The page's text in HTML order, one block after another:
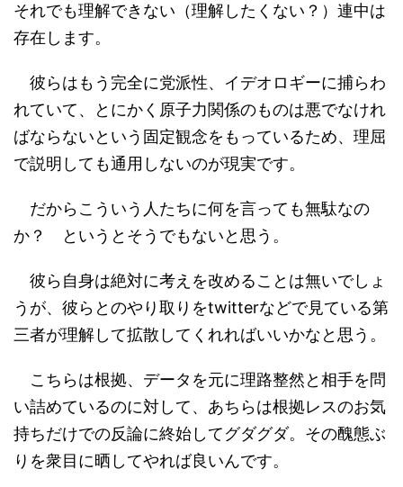
それでも理解できない（理解したくない？）連中は
存在します。
彼らはもう完全に党派性、イデオロギーに捕らわ
れていて、とにかく原子力関係のものは悪でなけれ
ばならないという固定観念をもっているため、理屈
で説明しても通用しないのが現実です。
だからこういう人たちに何を言っても無駄なの
か？ というとそうでもないと思う。
彼ら自身は絶対に考えを改めることは無いでしょ
うが、彼らとのやり取りをtwitterなどで見ている第
三者が理解して拡散してくれればいいかなと思う。
こちらは根拠、データを元に理路整然と相手を問
い詰めているのに対して、あちらは根拠レスのお気
持ちだけでの反論に終始してグダグダ。その醜態ぶ
りを衆目に晒してやれば良いんです。